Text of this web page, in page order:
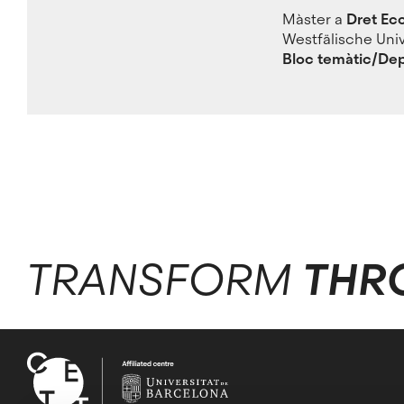
Màster a Dret
Westfälische
Bloc temàtic/
TRANSFORM